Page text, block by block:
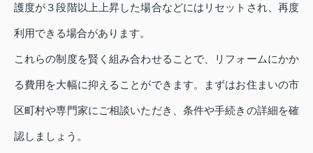
護度が３段階以上上昇した場合などにはリセットされ、再度
利用できる場合があります。
これらの制度を賢く組み合わせることで、リフォームにかか
る費用を大幅に抑えることができます。まずはお住まいの市
区町村や専門家にご相談いただき、条件や手続きの詳細を確
認しましょう。